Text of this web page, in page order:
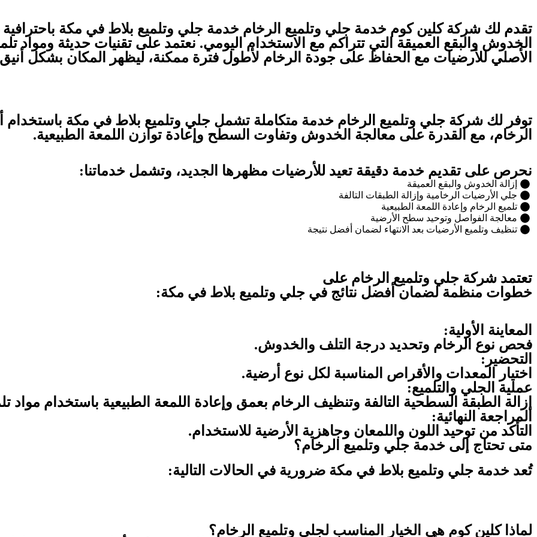
تقدم لك شركة كلين كوم خدمة جلي وتلميع الرخام خدمة جلي وتلميع بلاط في مكة باحترافية
الخدوش والبقع العميقة التي تتراكم مع الاستخدام اليومي. نعتمد على تقنيات حديثة
الأصلي للأرضيات مع الحفاظ على جودة الرخام لأطول فترة ممكنة، ليظهر المكان بشكل
توفر لك شركة جلي وتلميع الرخام خدمة متكاملة تشمل جلي وتلميع بلاط في مكة باستخدام
الرخام، مع القدرة على معالجة الخدوش وتفاوت السطح وإعادة توازن اللمعة الطبيعية.
نحرص على تقديم خدمة دقيقة تعيد للأرضيات مظهرها الجديد، وتشمل خدماتنا:
إزالة الخدوش والبقع العميقة
جلي الأرضيات الرخامية وإزالة الطبقات التالفة
تلميع الرخام وإعادة اللمعة الطبيعية
معالجة الفواصل وتوحيد سطح الأرضية
تنظيف وتلميع الأرضيات بعد الانتهاء لضمان أفضل نتيجة
تعتمد شركة جلي وتلميع الرخام على
خطوات منظمة لضمان أفضل نتائج في جلي وتلميع بلاط في مكة:
المعاينة الأولية:
فحص نوع الرخام وتحديد درجة التلف والخدوش.
التحضير:
اختيار المعدات والأقراص المناسبة لكل نوع أرضية.
عملية الجلي والتلميع:
إزالة الطبقة السطحية التالفة وتنظيف الرخام بعمق وإعادة اللمعة الطبيعية باستخدام
المراجعة النهائية:
التأكد من توحيد اللون واللمعان وجاهزية الأرضية للاستخدام.
متى تحتاج إلى خدمة جلي وتلميع الرخام؟
تُعد خدمة جلي وتلميع بلاط في مكة ضرورية في الحالات التالية:
لماذا كلين كوم هي الخيار المناسب لجلي وتلميع الرخام؟